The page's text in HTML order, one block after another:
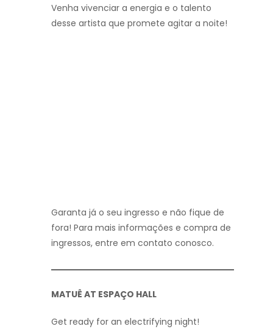
Venha vivenciar a energia e o talento
desse artista que promete agitar a noite!
Garanta já o seu ingresso e não fique de
fora! Para mais informações e compra de
ingressos, entre em contato conosco.
MATUÊ AT ESPAÇO HALL
Get ready for an electrifying night!